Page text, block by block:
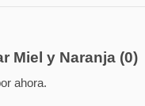
Miel y Naranja (0)
ahora.